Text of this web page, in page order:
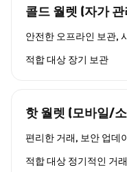
콜드 월렛 (자가
안전한 오프라인 보관,
적합 대상 장기 보관
핫 월렛 (모바일/
편리한 거래, 보안 업데
적합 대상 정기적인 거래